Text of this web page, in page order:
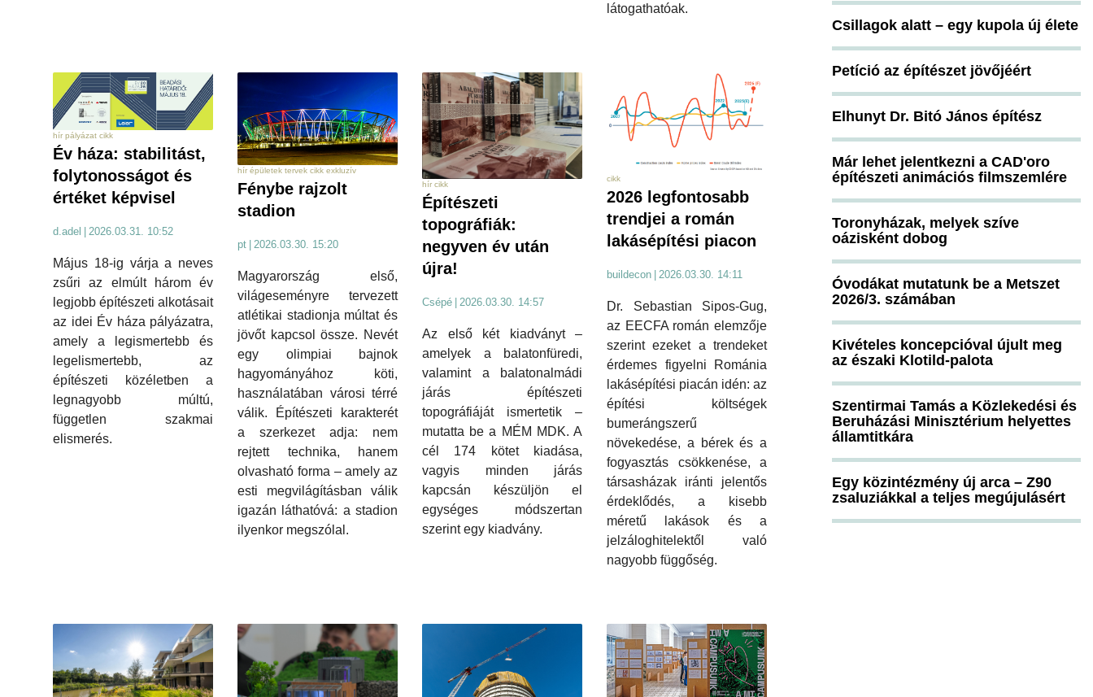
látogathatóak.
hír pályázat cikk
Év háza: stabilitást,
folytonosságot és
értéket képvisel
d.adel 2026.03.31. 10:52
Május 18-ig várja a neves
zsűri az elmúlt három év
legjobb építészeti alkotásait
az idei Év háza pályázatra,
amely a legismertebb és
legelismertebb, az
építészeti közéletben a
legnagyobb múltú,
független szakmai
elismerés.
hír épületek tervek cikk exkluzív
Fénybe rajzolt
stadion
pt 2026.03.30. 15:20
Magyarország első,
világeseményre tervezett
atlétikai stadionja múltat és
jövőt kapcsol össze. Nevét
egy olimpiai bajnok
hagyományához köti,
használatában városi térré
válik. Építészeti karakterét
a szerkezet adja: nem
rejtett technika, hanem
olvasható forma – amely az
esti megvilágításban válik
igazán láthatóvá: a stadion
ilyenkor megszólal.
hír cikk
Építészeti
topográfiák:
negyven év után
újra!
Csépé 2026.03.30. 14:57
Az első két kiadványt –
amelyek a balatonfüredi,
valamint a balatonalmádi
járás építészeti
topográfiáját ismertetik –
mutatta be a MÉM MDK. A
cél 174 kötet kiadása,
vagyis minden járás
kapcsán készüljön el
egységes módszertan
szerint egy kiadvány.
cikk
2026 legfontosabb
trendjei a román
lakásépítési piacon
buildecon 2026.03.30. 14:11
Dr. Sebastian Sipos-Gug,
az EECFA román elemzője
szerint ezeket a trendeket
érdemes figyelni Románia
lakásépítési piacán idén: az
építési költségek
bumerángszerű
növekedése, a bérek és a
fogyasztás csökkenése, a
társasházak iránti jelentős
érdeklődés, a kisebb
méretű lakások és a
jelzáloghitelektől való
nagyobb függőség.
Csillagok alatt – egy kupola új élete
Petíció az építészet jövőjéért
Elhunyt Dr. Bitó János építész
Már lehet jelentkezni a CAD'oro
építészeti animációs filmszemlére
Toronyházak, melyek szíve
oázisként dobog
Óvodákat mutatunk be a Metszet
2026/3. számában
Kivételes koncepcióval újult meg
az északi Klotild-palota
Szentirmai Tamás a Közlekedési és
Beruházási Minisztérium helyettes
államtitkára
Egy közintézmény új arca – Z90
zsaluziákkal a teljes megújulásért